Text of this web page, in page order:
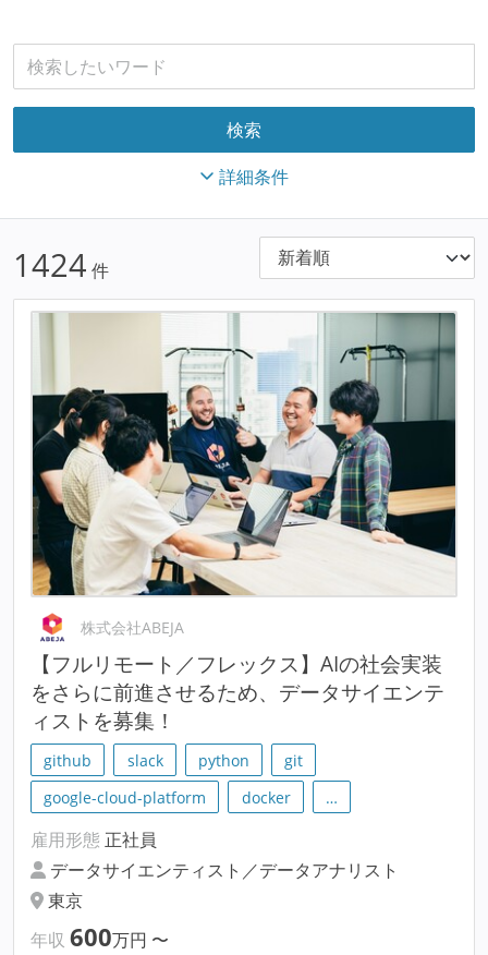
詳細条件
1424 件
株式会社ABEJA
【フルリモート／フレックス】AIの社会実装
をさらに前進させるため、データサイエンテ
ィストを募集！
github slack python
git
google-cloud-platform
docker …
雇用形態 正社員
データサイエンティスト／データアナリスト
東京
年収 600万円 〜